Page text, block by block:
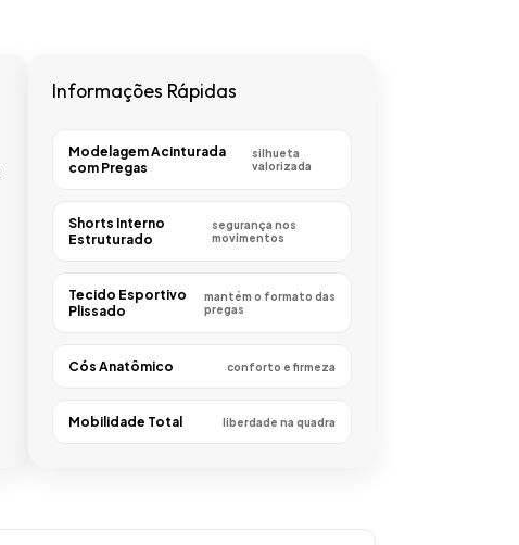
Informações Rápidas
Modelagem Acinturada
com Pregas
silhueta
valorizada
Shorts Interno
Estruturado
segurança nos
movimentos
Tecido Esportivo
Plissado
mantém o formato das
pregas
Cós Anatômico conforto e firmeza
Mobilidade Total liberdade na quadra